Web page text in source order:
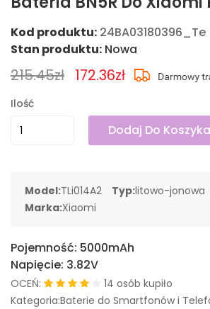
Kod produktu: 24BA03180396_Te
Stan produktu: Nowa
215.45zł 172.36zł
Ilość
Dodaj Do Koszyka
Model:TLi014A2 Typ:litowo-jonowa
Marka:Xiaomi
Pojemność: 5000mAh
Napięcie: 3.82V
OCEŃ:
14 osób kupiło
Kategoria:Baterie do Smartfonów i